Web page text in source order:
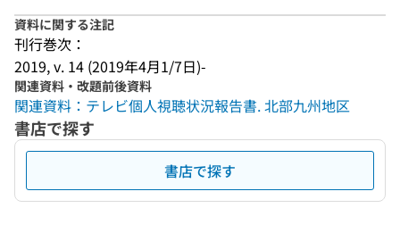
資料に関する注記
刊行巻次：
2019, v. 14 (2019年4月1/7日)-
関連資料・改題前後資料
関連資料：テレビ個人視聴状況報告書. 北部九州地区
書店で探す
書店で探す